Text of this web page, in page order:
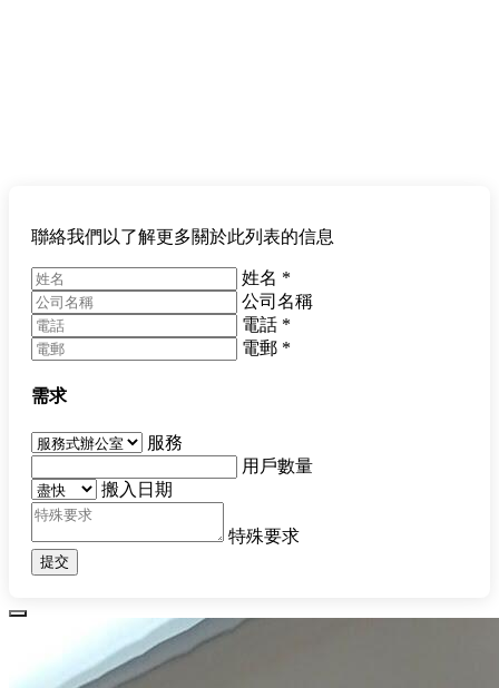
聯絡我們以了解更多關於此列表的信息
姓名 *
公司名稱
電話 *
電郵 *
需求
服務
用戶數量
搬入日期
特殊要求
提交